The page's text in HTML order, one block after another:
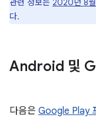
관련 정보는 2020년 8
다.
Android 및
다음은 Google Play